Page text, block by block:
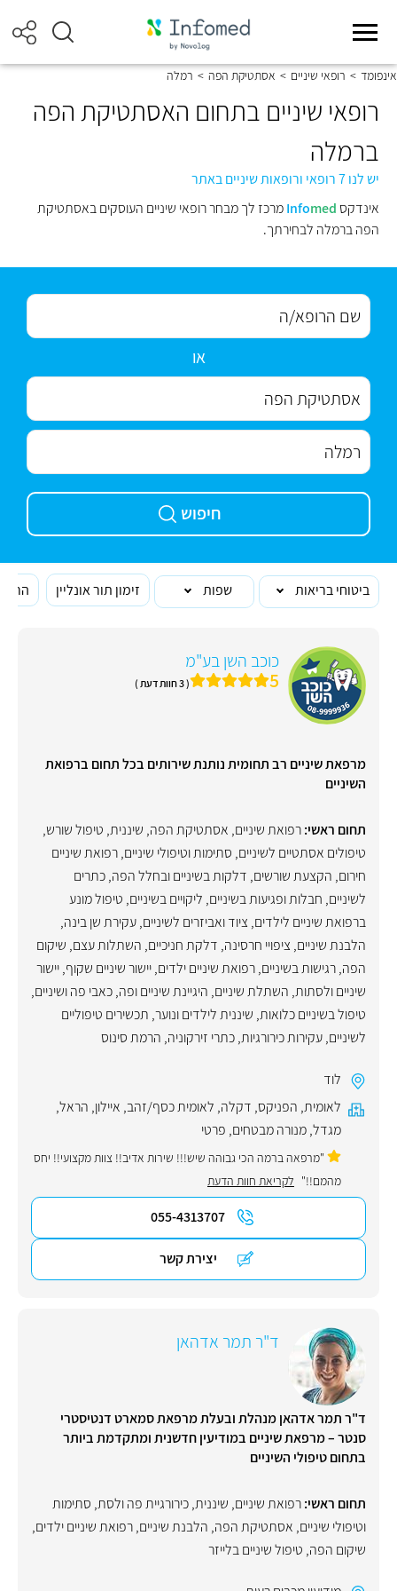
אינפומד > רופאי שיניים > אסתטיקת הפה > רמלה
רופאי שיניים בתחום האסתטיקת הפה
ברמלה
יש לנו 7 רופאי ורופאות שיניים באתר
אינדקס
Infomed
מרכז לך מבחר רופאי שיניים העוסקים באסתטיקת
הפה ברמלה לבחירתך.
או
חיפוש
ביטוחי בריאות שפות זימון תור אונליין
כוכב השן בע"מ
5 ( 3 חוות דעת )
מרפאת שיניים רב תחומית נותנת שירותים בכל תחום ברפואת
השיניים
תחום ראשי:רפואת שיניים, אסתטיקת הפה, שיננית, טיפול שורש,
טיפולים אסתטיים לשיניים, סתימות וטיפולי שיניים,רפואת שיניים
חירום, הקצעת שורשים, דלקות בשיניים ובחלל הפה,כתרים
לשיניים, חבלות ופגיעות בשיניים, ליקויים בשיניים, טיפול מונע
ברפואת שיניים לילדים, ציוד ואביזרים לשיניים,עקירת שן בינה,
הלבנת שיניים, ציפויי חרסינה, דלקת חניכיים, השתלות עצם, שיקום
הפה,רגישות בשיניים,רפואת שיניים ילדים,יישור שיניים שקוף,יישור
שיניים ולסתות, השתלת שיניים, היגיינת שיניים ופה,כאבי פה ושיניים,
טיפול בשיניים כלואות, שיננית לילדים ונוער, תכשירים טיפוליים
לשיניים,עקירות כירורגיות,כתרי זירקוניה, הרמת סינוס
לוד
לאומית, הפניקס, דקלה, לאומית כסף/זהב, איילון, הראל,
מגדל,מנורה מבטחים, פרטי
"מרפאה ברמה הכי גבוהה שיש!!! שירות אדיב!! צוות מקצועי!! יחס
מהמם!!" לקריאת חוות הדעת
055-4313707
יצירת קשר
ד"ר תמר אדהאן
ד"ר תמר אדהאן מנהלת ובעלת מרפאת סמארט דנטיסטרי
סנטר – מרפאת שיניים במודיעין חדשנית ומתקדמת ביותר
בתחום טיפולי השיניים
תחום ראשי:רפואת שיניים, שיננית,כירורגיית פה ולסת, סתימות
וטיפולי שיניים, אסתטיקת הפה, הלבנת שיניים,רפואת שיניים ילדים,
שיקום הפה, טיפול שיניים בלייזר